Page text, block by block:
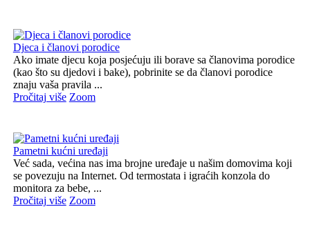
Djeca i članovi porodice
Ako imate djecu koja posjećuju ili borave sa članovima porodice
(kao što su djedovi i bake), pobrinite se da članovi porodice
znaju vaša pravila ...
Pročitaj više Zoom
Pametni kućni uređaji
Već sada, većina nas ima brojne uređaje u našim domovima koji
se povezuju na Internet. Od termostata i igraćih konzola do
monitora za bebe, ...
Pročitaj više Zoom